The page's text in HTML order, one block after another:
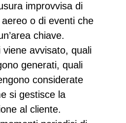
improvvisa di
o di eventi che
chiave.
viene avvisato, quali
generati, quali
considerate
si gestisce la
al cliente.